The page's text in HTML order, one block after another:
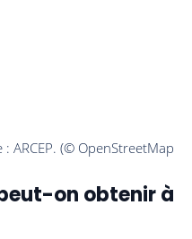
on obtenir à